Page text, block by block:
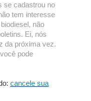
se cadastrou no
tem interesse
não
Ei, nós
da próxima vez.
pode
cancele sua